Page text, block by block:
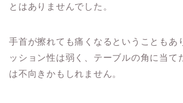
とはありませんでした。
手首が擦れても痛くなるということもあ
ッション性は弱く、テーブルの角に当て
は不向きかもしれません。